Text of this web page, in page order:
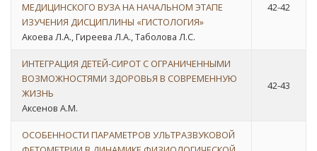
МЕДИЦИНСКОГО ВУЗА НА НАЧАЛЬНОМ ЭТАПЕ
ИЗУЧЕНИЯ ДИСЦИПЛИНЫ «ГИСТОЛОГИЯ»
Акоева Л.А., Гиреева Л.А., Таболова Л.С.
42-42
ИНТЕГРАЦИЯ ДЕТЕЙ-СИРОТ С ОГРАНИЧЕННЫМИ
ВОЗМОЖНОСТЯМИ ЗДОРОВЬЯ В СОВРЕМЕННУЮ
ЖИЗНЬ
Аксенов А.М.
42-43
ОСОБЕННОСТИ ПАРАМЕТРОВ УЛЬТРАЗВУКОВОЙ